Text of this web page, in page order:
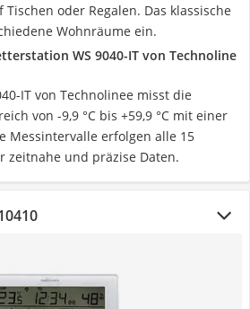
oder Regalen. Das klassische
Wohnräume ein.
WS 9040-IT von Technoline
IT von Technolinee misst die
von -9,9 °C bis +59,9 °C mit einer
Messintervalle erfolgen alle 15
zeitnahe und präzise Daten.